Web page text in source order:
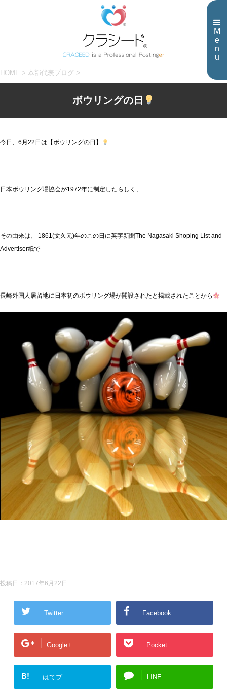
M
e
n
u
HOME > 本部代表ブログ >
ボウリングの日
今日、6月22日は【ボウリングの日】
日本ボウリング場協会が1972年に制定したらしく、
その由来は、 1861(文久元)年のこの日に英字新聞The Nagasaki Shoping List and
Advertiser紙で
長崎外国人居留地に日本初のボウリング場が開設されたと掲載されたことから
投稿日： 2017年6月22日
Twitter Facebook
Google+ Pocket
B! はてブ LINE